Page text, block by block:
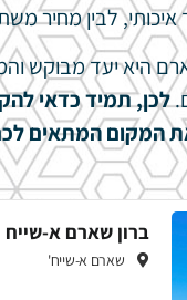
איכותי, לבין
היא יעד מבוקש
לכן, תמיד כדאי
המקום המתאים
ברון שארם א-שייח
שארם א-שייח'